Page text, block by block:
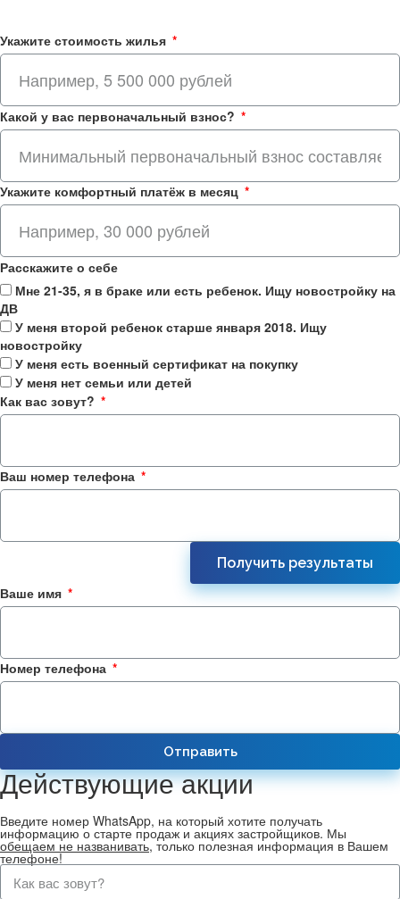
Укажите стоимость жилья
Какой у вас первоначальный взнос?
Укажите комфортный платёж в месяц
Расскажите о себе
Мне 21-35, я в браке или есть ребенок. Ищу новостройку на
ДВ
У меня второй ребенок старше января 2018. Ищу
новостройку
У меня есть военный сертификат на покупку
У меня нет семьи или детей
Как вас зовут?
Ваш номер телефона
Получить результаты
Ваше имя
Номер телефона
Отправить
Действующие акции
Введите номер WhatsApp, на который хотите получать
информацию о старте продаж и акциях застройщиков. Мы
обещаем не названивать, только полезная информация в Вашем
телефоне!